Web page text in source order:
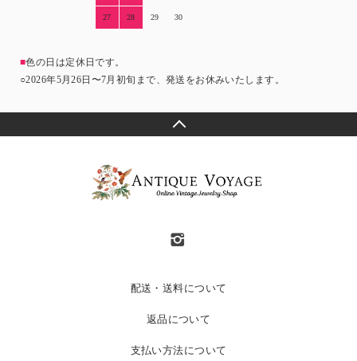
27 28 29 30
■色の日は定休日です。
○2026年5月26日〜7月初旬まで、発送をお休みいたします。
配送・送料について
返品について
支払い方法について